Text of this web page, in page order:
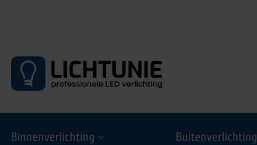
Binnenverlichting Buitenverlichting